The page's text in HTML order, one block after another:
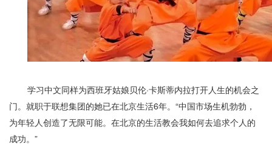
学习中文同样为西班牙姑娘贝伦·卡斯蒂内拉打开人生的机会之
门。就职于联想集团的她已在北京生活6年。“中国市场生机勃勃，
为年轻人创造了无限可能。在北京的生活教会我如何去追求个人的
成功。”